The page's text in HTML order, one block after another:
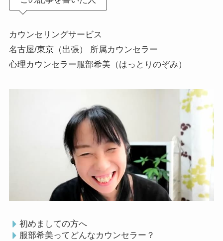
カウンセリングサービス
名古屋/東京（出張） 所属カウンセラー
心理カウンセラー服部希美（はっとりのぞみ）
初めましての方へ
服部希美ってどんなカウンセラー？